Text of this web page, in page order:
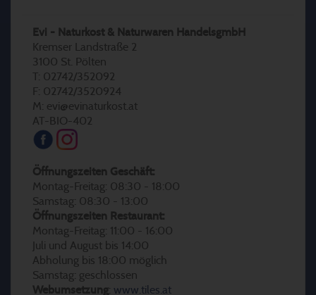
Evi - Naturkost & Naturwaren HandelsgmbH
Kremser Landstraße 2
3100 St. Pölten
T: 02742/352092
F: 02742/3520924
M: evi@evinaturkost.at
AT-BIO-402
Öffnungszeiten Geschäft:
Montag-Freitag: 08:30 - 18:00
Samstag: 08:30 - 13:00
Öffnungszeiten Restaurant:
Montag-Freitag: 11:00 - 16:00
Juli und August bis 14:00
Abholung bis 18:00 möglich
Samstag: geschlossen
Webumsetzung: www.tiles.at